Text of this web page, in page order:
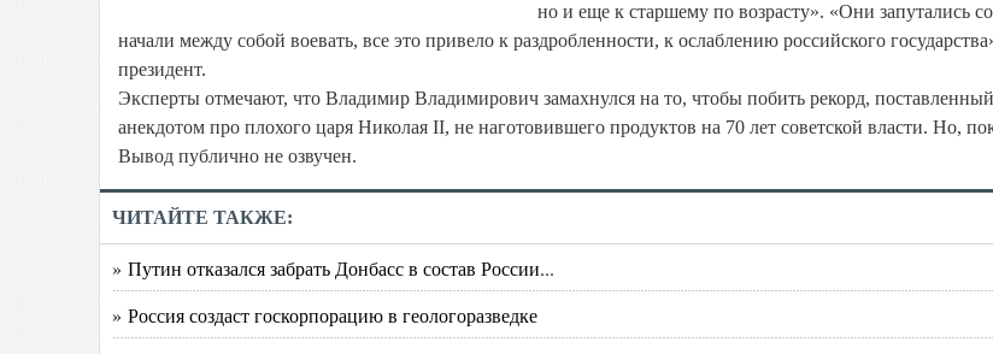
но и еще к старшему по возрасту». «Они запутались
начали между собой воевать, все это привело к раздробленности, к ослаблению российского
президент.
Эксперты отмечают, что Владимир Владимирович замахнулся на то, чтобы побить рекорд,
анекдотом про плохого царя Николая II, не наготовившего продуктов на 70 лет советской власти. Но,
Вывод публично не озвучен.
ЧИТАЙТЕ ТАКЖЕ:
» Путин отказался забрать Донбасс в состав России...
» Россия создаст госкорпорацию в геологоразведке